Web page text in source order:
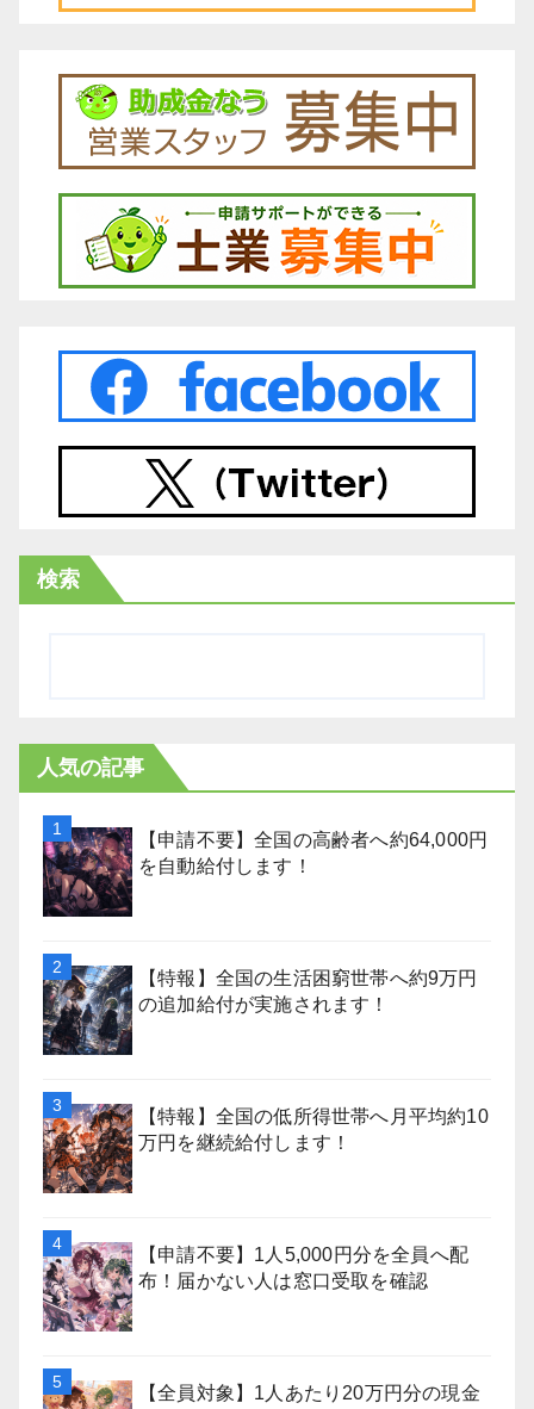
検索
人気の記事
【申請不要】全国の高齢者へ約64,000円
を自動給付します！
【特報】全国の生活困窮世帯へ約9万円
の追加給付が実施されます！
【特報】全国の低所得世帯へ月平均約10
万円を継続給付します！
【申請不要】1人5,000円分を全員へ配
布！届かない人は窓口受取を確認
【全員対象】1人あたり20万円分の現金